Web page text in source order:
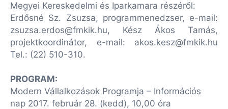
Megyei Kereskedelmi és Iparkamara részéről:
Erdősné Sz. Zsuzsa, programmenedzser, e-mail:
zsuzsa.erdos@fmkik.hu, Kész Ákos Tamás,
projektkoordinátor, e-mail: akos.kesz@fmkik.hu
Tel.: (22) 510-310.
PROGRAM:
Modern Vállalkozások Programja – Információs
nap 2017. február 28. (kedd), 10,00 óra